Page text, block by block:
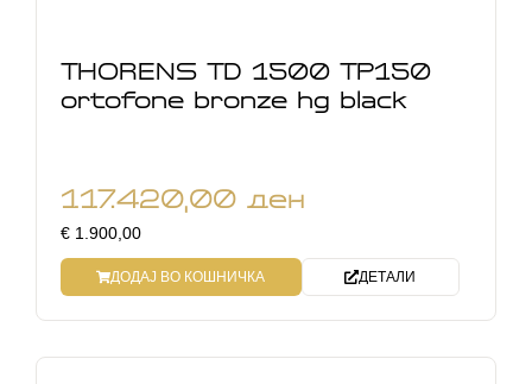
THORENS TD 1500 TP150
ortofone bronze hg black
117.420,00 ден
€ 1.900,00
ДОДАЈ ВО КОШНИЧКА ДЕТАЛИ